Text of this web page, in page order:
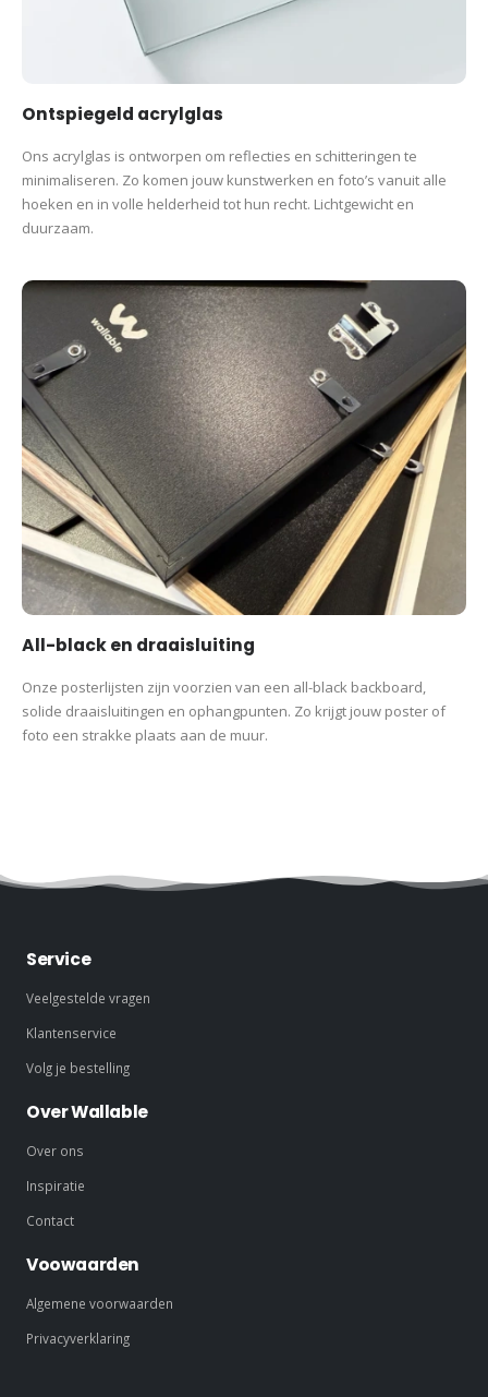
Ontspiegeld acrylglas
Ons acrylglas is ontworpen om reflecties en schitteringen te
minimaliseren. Zo komen jouw kunstwerken en foto’s vanuit alle
hoeken en in volle helderheid tot hun recht. Lichtgewicht en
duurzaam.
All-black en draaisluiting
Onze posterlijsten zijn voorzien van een all-black backboard,
solide draaisluitingen en ophangpunten. Zo krijgt jouw poster of
foto een strakke plaats aan de muur.
Service
Veelgestelde vragen
Klantenservice
Volg je bestelling
Over Wallable
Over ons
Inspiratie
Contact
Voowaarden
Algemene voorwaarden
Privacyverklaring